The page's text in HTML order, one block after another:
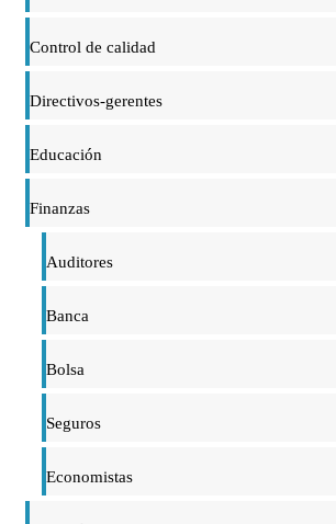
Control de calidad
Directivos-gerentes
Educación
Finanzas
Auditores
Banca
Bolsa
Seguros
Economistas